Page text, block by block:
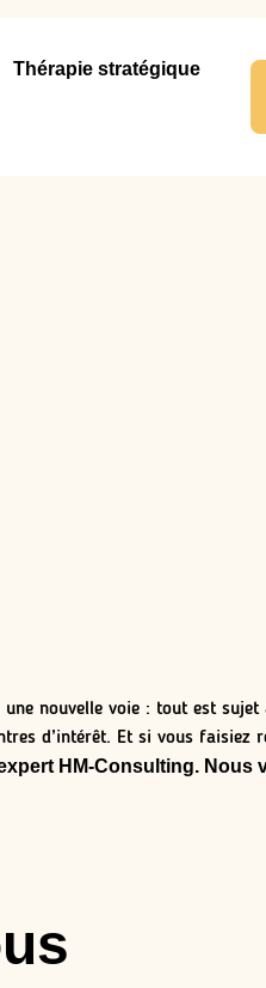
Thérapie stratégique
nouvelle voie : tout est sujet
d’intérêt. Et si vous faisiez
HM-Consulting. Nous